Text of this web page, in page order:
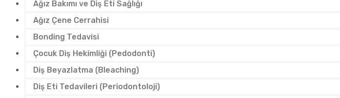
Ağız Bakımı ve Diş Eti Sağlığı
Ağız Çene Cerrahisi
Bonding Tedavisi
Çocuk Diş Hekimliği (Pedodonti)
Diş Beyazlatma (Bleaching)
Diş Eti Tedavileri (Periodontoloji)